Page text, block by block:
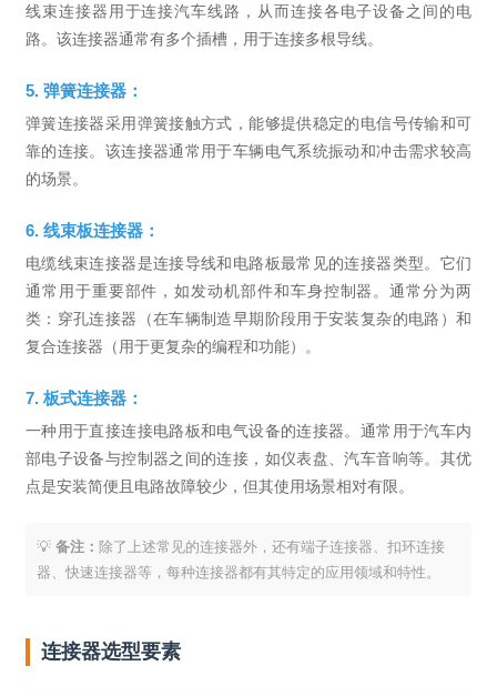
线束连接器用于连接汽车线路，从而连接各电子设备之间的电
路。该连接器通常有多个插槽，用于连接多根导线。
5. 弹簧连接器：
弹簧连接器采用弹簧接触方式，能够提供稳定的电信号传输和可
靠的连接。该连接器通常用于车辆电气系统振动和冲击需求较高
的场景。
6. 线束板连接器：
电缆线束连接器是连接导线和电路板最常见的连接器类型。它们
通常用于重要部件，如发动机部件和车身控制器。通常分为两
类：穿孔连接器（在车辆制造早期阶段用于安装复杂的电路）和
复合连接器（用于更复杂的编程和功能）。
7. 板式连接器：
一种用于直接连接电路板和电气设备的连接器。通常用于汽车内
部电子设备与控制器之间的连接，如仪表盘、汽车音响等。其优
点是安装简便且电路故障较少，但其使用场景相对有限。
备注： 除了上述常见的连接器外，还有端子连接器、扣环连接
器、快速连接器等，每种连接器都有其特定的应用领域和特性。
连接器选型要素